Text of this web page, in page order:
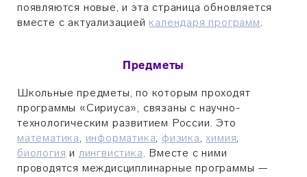
появляются новые, и эта страница обновляется
вместе с актуализацией календаря программ.
Предметы
Школьные предметы, по которым проходят
программы «Сириуса», связаны с научно-
технологическим развитием России. Это
математика, информатика, физика,химия,
биология и лингвистика. Вместе с ними
проводятся междисциплинарные программы —